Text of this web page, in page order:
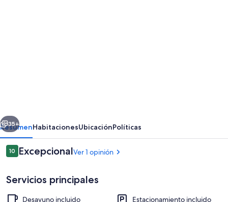
Siguiente
35+
ResumenHabitacionesUbicaciónPolíticas
Opiniones
1010 de 10,
ExcepcionalVer 1 opinión
Servicios principales
Desayuno incluido
Estacionamiento incluido